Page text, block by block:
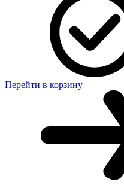
Перейти в корзину